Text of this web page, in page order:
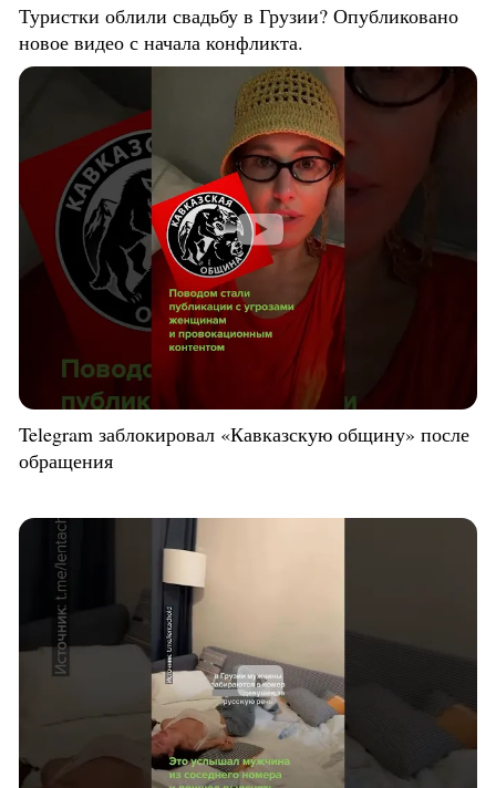
Туристки облили свадьбу в Грузии? Опубликовано
новое видео с начала конфликта.
Telegram заблокировал «Кавказскую общину» после
обращения